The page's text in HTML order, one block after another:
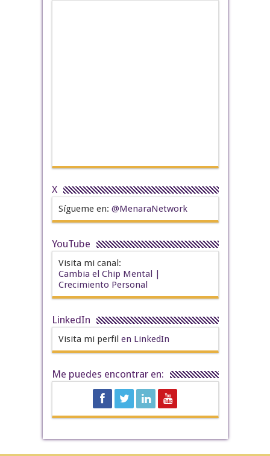
X
Sígueme en: @MenaraNetwork
YouTube
Visita mi canal:
Cambia el Chip Mental |
Crecimiento Personal
LinkedIn
Visita mi perfil en LinkedIn
Me puedes encontrar en: